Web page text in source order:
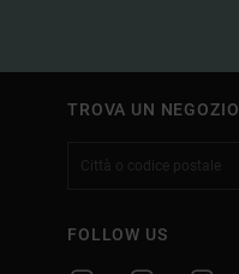
TROVA UN NEGOZIO
FOLLOW US